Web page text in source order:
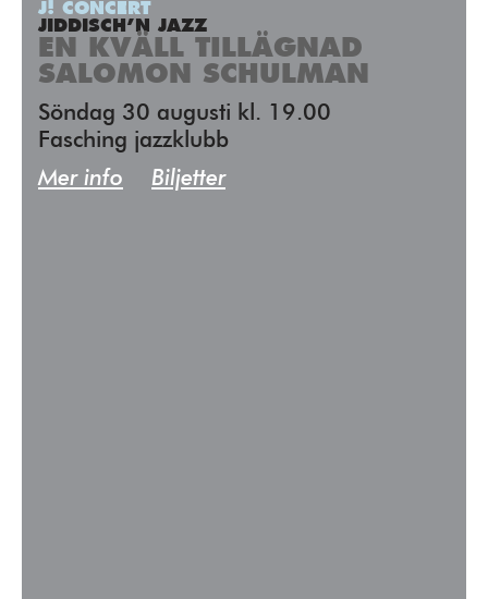
J! CONCERT
JIDDISCH’N JAZZ
EN KVÄLL TILLÄGNAD
SALOMON SCHULMAN
Söndag 30 augusti kl. 19.00
Fasching jazzklubb
Mer info
Biljetter